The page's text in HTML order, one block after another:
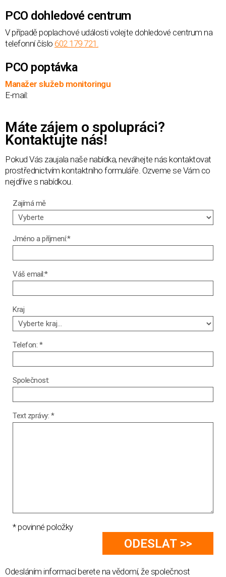
PCO dohledové centrum
V případě poplachové události volejte dohledové centrum na
telefonní číslo 602 179 721.
PCO poptávka
Manažer služeb monitoringu
E-mail:
Máte zájem o spolupráci?
Kontaktujte nás!
Pokud Vás zaujala naše nabídka, neváhejte nás kontaktovat
prostřednictvím kontaktního formuláře. Ozveme se Vám co
nejdříve s nabídkou.
Zajímá mě
Jméno a příjmení:*
Váš email:*
Kraj
Telefon: *
Společnost:
Text zprávy: *
* povinné položky
Odesláním informací berete na vědomí, že společnost